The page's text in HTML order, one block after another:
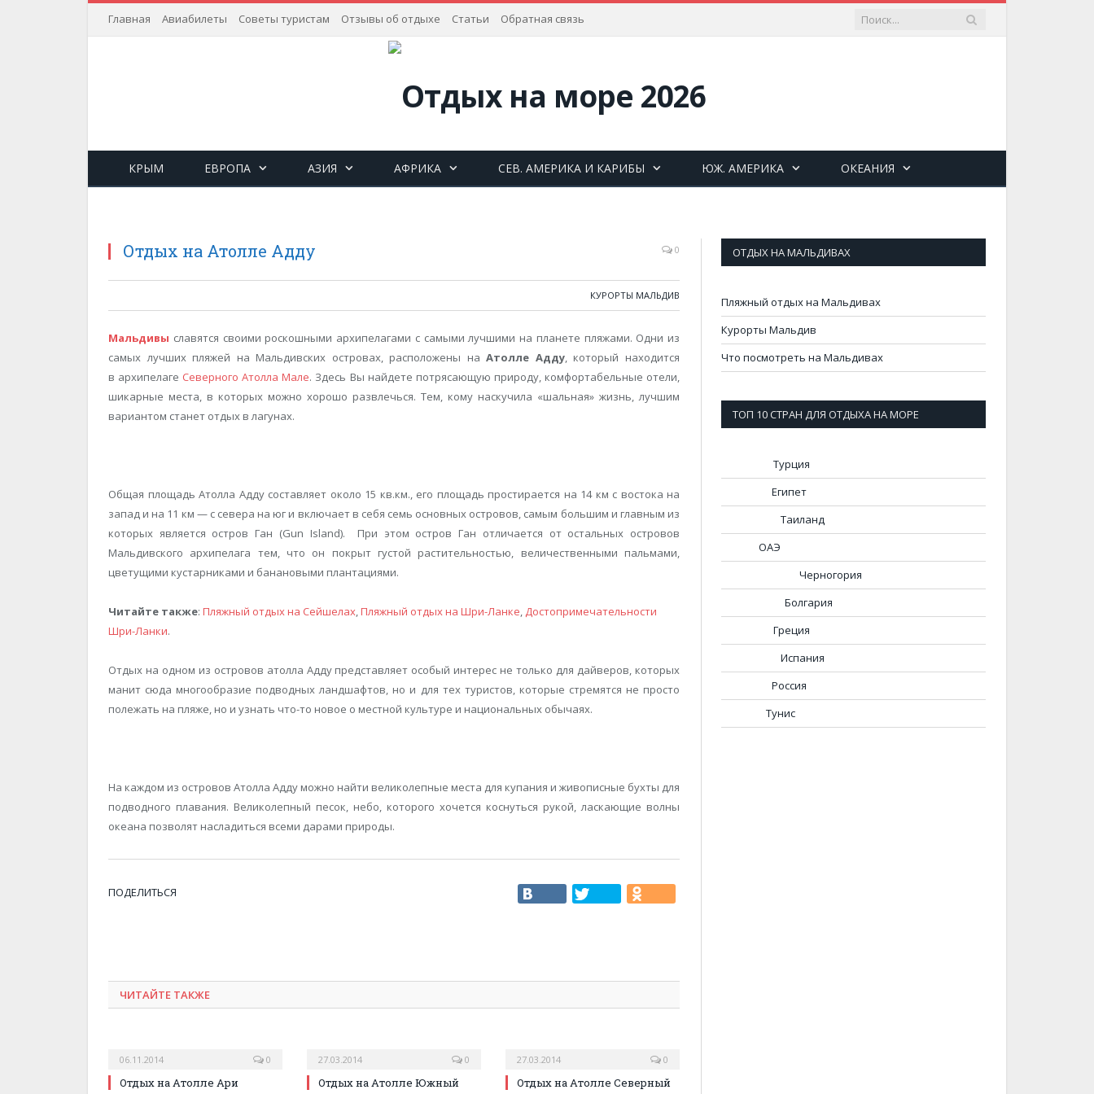
Главная Авиабилеты Советы туристам Отзывы об отдыхе Статьи Обратная связь
КРЫМ ЕВРОПА АЗИЯ АФРИКА СЕВ. АМЕРИКА И КАРИБЫ ЮЖ. АМЕРИКА ОКЕАНИЯ
Отдых на Атолле Адду 0
КУРОРТЫ МАЛЬДИВ
Мальдивы славятся своими роскошными архипелагами с самыми лучшими на планете пляжами. Одни из
самых лучших пляжей на Мальдивских островах, расположены наАтолле Адду, который находится
в архипелаге Северного Атолла Мале. Здесь Вы найдете потрясающую природу, комфортабельные отели,
шикарные места, в которых можно хорошо развлечься. Тем, кому наскучила «шальная» жизнь, лучшим
вариантом станет отдых в лагунах.
Общая площадь Атолла Адду составляет около 15 кв.км., его площадь простирается на 14 км с востока на
запад и на 11 км — с севера на юг и включает в себя семь основных островов, самым большим и главным из
которых является остров Ган (Gun Island). При этом остров Ган отличается от остальных островов
Мальдивского архипелага тем, что он покрыт густой растительностью, величественными пальмами,
цветущими кустарниками и банановыми плантациями.
Читайте также: Пляжный отдых на Сейшелах,Пляжный отдых на Шри-Ланке, Достопримечательности
Шри-Ланки.
Отдых на одном из островов атолла Адду представляет особый интерес не только для дайверов, которых
манит сюда многообразие подводных ландшафтов, но и для тех туристов, которые стремятся не просто
полежать на пляже, но и узнать что-то новое о местной культуре и национальных обычаях.
На каждом из островов Атолла Адду можно найти великолепные места для купания и живописные бухты для
подводного плавания. Великолепный песок, небо, которого хочется коснуться рукой, ласкающие волны
океана позволят насладиться всеми дарами природы.
ПОДЕЛИТЬСЯ
ЧИТАЙТЕ ТАКЖЕ
06.11.2014 0
Отдых на Атолле Ари
27.03.2014 0
Отдых на Атолле Южный
27.03.2014 0
Отдых на Атолле Северный
ОТДЫХ НА МАЛЬДИВАХ
Пляжный отдых на Мальдивах
Курорты Мальдив
Что посмотреть на Мальдивах
ТОП 10 СТРАН ДЛЯ ОТДЫХА НА МОРЕ
Турция
Египет
Таиланд
ОАЭ
Черногория
Болгария
Греция
Испания
Россия
Тунис